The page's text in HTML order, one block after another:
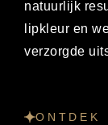
natuurlijk
lipkleur en
verzorgde
ONTDEK